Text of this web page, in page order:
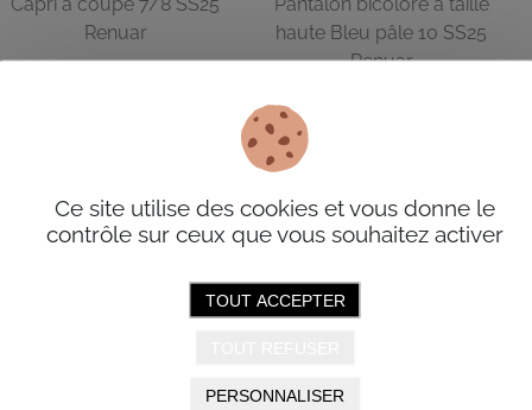
Renuar
haute Bleu pâle 10 SS25
Renuar
Ce site utilise des cookies et vous donne le
contrôle sur ceux que vous souhaitez activer
TOUT ACCEPTER
PERSONNALISER